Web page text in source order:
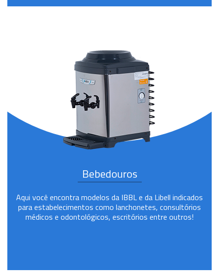
Bebedouros
Aqui você encontra modelos da IBBL e da Libell indicados
para estabelecimentos como lanchonetes, consultórios
médicos e odontológicos, escritórios entre outros!